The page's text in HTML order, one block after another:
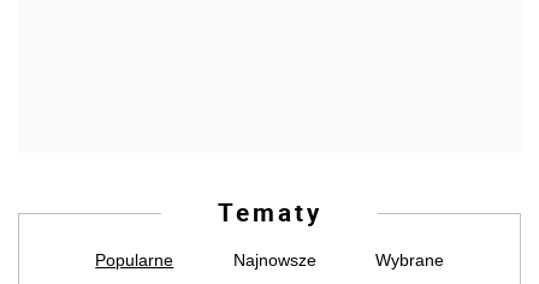
Tematy
Popularne Najnowsze Wybrane